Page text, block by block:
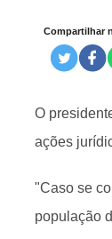
Compartilhar
O
ações
"Caso se
população